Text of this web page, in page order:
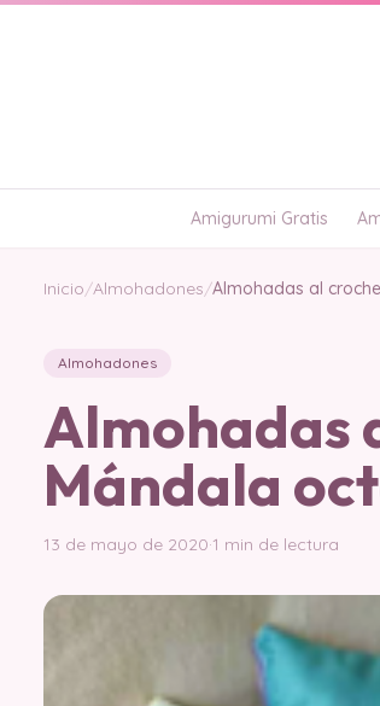
Amigurumi Gratis
Inicio/Almohadones/Almohadas al
Almohadones
Almohadas
Mándala
13 de mayo de 2020·1 min de lectura